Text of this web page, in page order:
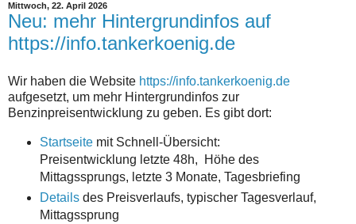
Mittwoch, 22. April 2026
Neu: mehr Hintergrundinfos auf
https://info.tankerkoenig.de
Wir haben die Website https://info.tankerkoenig.de
aufgesetzt, um mehr Hintergrundinfos zur
Benzinpreisentwicklung zu geben. Es gibt dort:
Startseitemit Schnell-Übersicht:
Preisentwicklung letzte 48h, Höhe des
Mittagssprungs, letzte 3 Monate, Tagesbriefing
Detailsdes Preisverlaufs, typischer Tagesverlauf,
Mittagssprung